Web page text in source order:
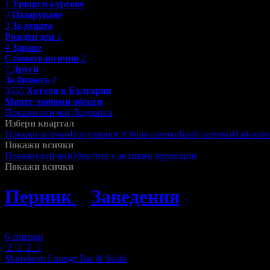
1 Уроци и курсове
4 Пазаруване
3 За децата
Рожден ден 1
4 Здраве
Стоматологични 2
7 Други
За бизнеса 1
3555 Хотели в България
Моите любими обекти
Покажи всички Ладовица
Избери квартал
Покажи всичкиПопулярностОбща оценкаБрой оценкиНай-
Покажи всички
Покажи всичкиОбектите с активни промоции
Покажи всички
Перник Заведения
6 снимки
2 2 2 1
Marrakesh Lounge Bar & Sushi